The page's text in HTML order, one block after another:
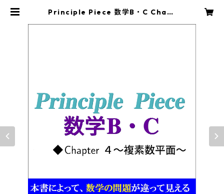
Principle Piece 数学B・C Chapt